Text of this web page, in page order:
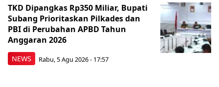
NEWS
TKD Dipangkas Rp350 Miliar, Bupati
Subang Prioritaskan Pilkades dan
PBI di Perubahan APBD Tahun
Anggaran 2026
Rabu, 5 Agu 2026 - 17:57